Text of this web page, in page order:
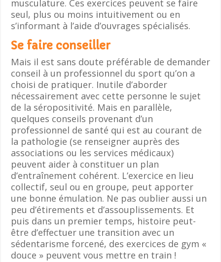
musculature. Ces exercices peuvent se faire
seul, plus ou moins intuitivement ou en
s’informant à l’aide d’ouvrages spécialisés.
Se faire conseiller
Mais il est sans doute préférable de demander
conseil à un professionnel du sport qu’on a
choisi de pratiquer. Inutile d’aborder
nécessairement avec cette personne le sujet
de la séropositivité. Mais en parallèle,
quelques conseils provenant d’un
professionnel de santé qui est au courant de
la pathologie (se renseigner auprès des
associations ou les services médicaux)
peuvent aider à constituer un plan
d’entraînement cohérent. L’exercice en lieu
collectif, seul ou en groupe, peut apporter
une bonne émulation. Ne pas oublier aussi un
peu d’étirements et d’assouplissements. Et
puis dans un premier temps, histoire peut-
être d’effectuer une transition avec un
sédentarisme forcené, des exercices de gym «
douce » peuvent vous mettre en train !